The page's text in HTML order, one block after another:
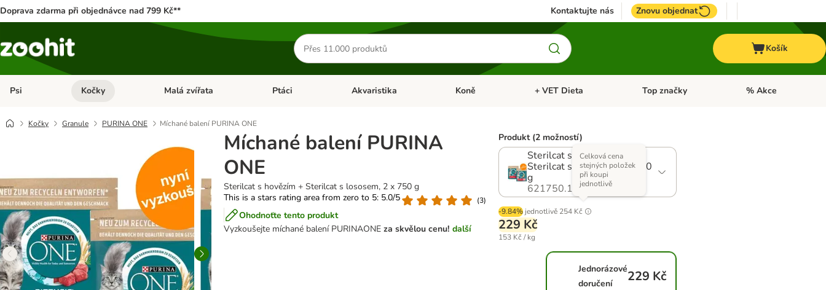
Doprava zdarma při objednávce nad 799 Kč** Kontaktujte nás Znovu objednat
Hledat
produkty
Košík
Psi Otevřít menu: Psi
Kočky Otevřít menu: Kočky
Malá zvířata Otevřít menu: Malá zvířata
Ptáci Otevřít menu: Ptáci
Akvaristika Otevřít menu: Akvaristika
Koně Otevřít menu: Koně
+ VET Dieta Otevřít menu: + VET Dieta
Top značky Otevřít menu: Top
% Akce
Kočky Granule PURINA ONE Míchané balení PURINA ONE
Míchané balení PURINA
ONE
Sterilcat s hovězím + Sterilcat s lososem, 2 x 750 g
This is a stars rating area from zero to 5: 5.0/5
(3)
Ohodnoťte tento produkt
Vyzkoušejte míchané balení PURINAONE za skvělou cenu! další
Produkt (2 možností)
Sterilcat s hovězím +
Sterilcat s lososem, 2 x 750
g
621750.11
-9.84% jednotlivě 254 Kč
Celková cena
stejných položek
při koupi
jednotlivě
229 Kč
153 Kč / kg
Jednorázové
doručení
229 Kč